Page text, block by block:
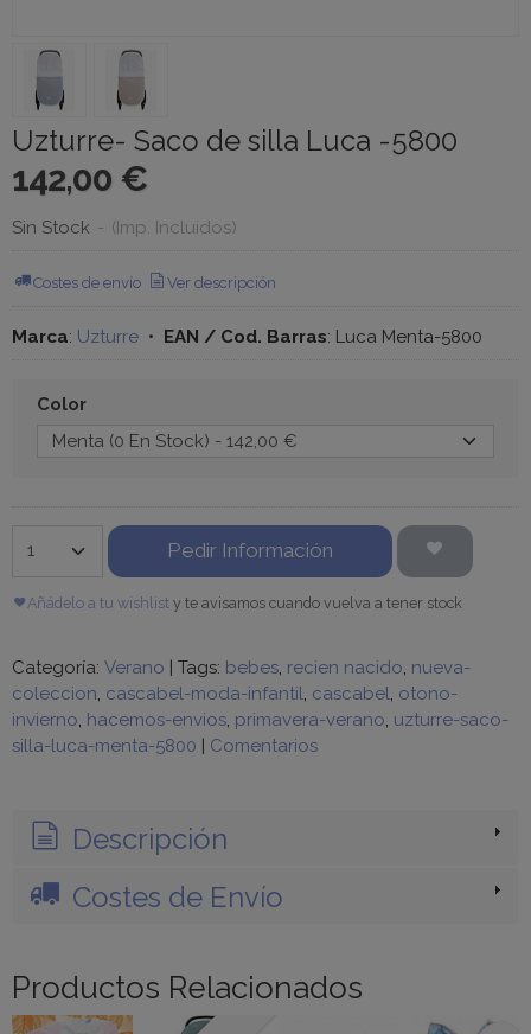
Uzturre- Saco de silla Luca -5800
142,00 €
Sin Stock - (Imp. Incluidos)
Costes de envío Ver descripción
Marca: Uzturre • EAN / Cod. Barras: Luca Menta-5800
Color
Pedir Información
Añádelo a tu wishlist y te avisamos cuando vuelva a tener stock
Categoría: Verano | Tags: bebes recien nacido nueva-
coleccion cascabel-moda-infantil cascabel otono-
invierno hacemos-envios primavera-verano uzturre-saco-
silla-luca-menta-5800 | Comentarios
Descripción
Costes de Envío
Productos Relacionados